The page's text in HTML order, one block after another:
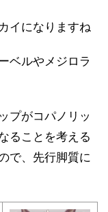
イになりますね
ベルやメジロラ
プがコパノリッ
ることを考える
で、先行脚質に